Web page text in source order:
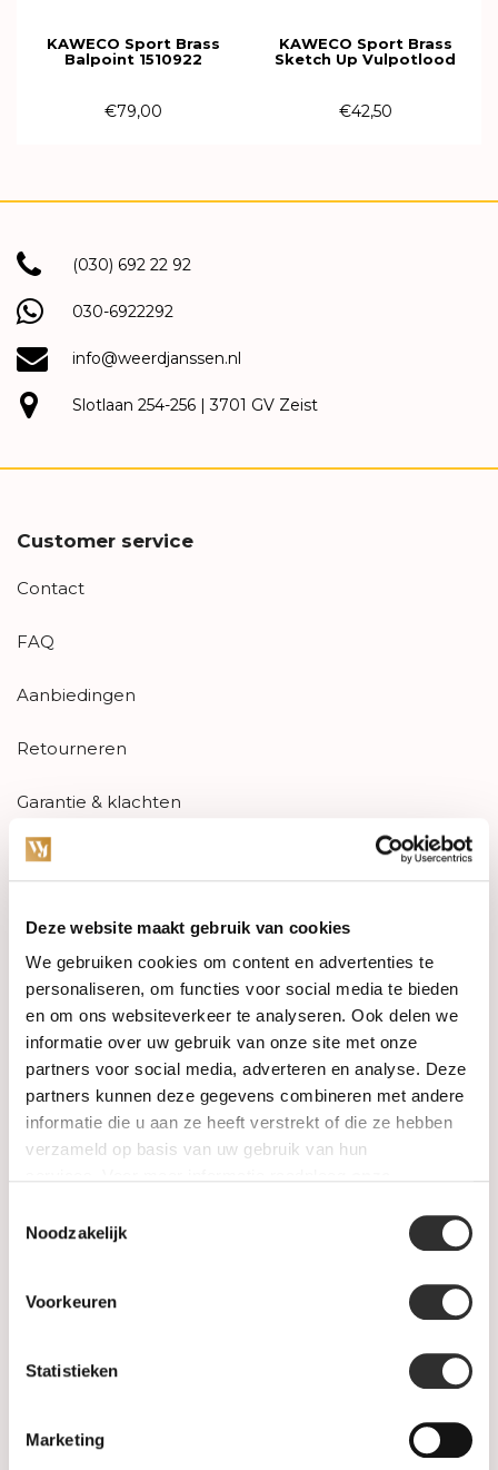
Deze website maakt gebruik van cookies
We gebruiken cookies om content en advertenties te
personaliseren, om functies voor social media te bieden
en om ons websiteverkeer te analyseren. Ook delen we
informatie over uw gebruik van onze site met onze
partners voor social media, adverteren en analyse. Deze
partners kunnen deze gegevens combineren met andere
informatie die u aan ze heeft verstrekt of die ze hebben
verzameld op basis van uw gebruik van hun
Noodzakelijk
Voorkeuren
Statistieken
Marketing
KAWECO Sport Brass
Balpoint 1510922
€79,00
KAWECO Sport Brass
Sketch Up Vulpotlood
€42,50
(030) 692 22 92
030-6922292
info@weerdjanssen.nl
Slotlaan 254-256 | 3701 GV Zeist
Customer service
Contact
FAQ
Aanbiedingen
Retourneren
Garantie & klachten
Betaalmethodes
Categories
Watches
Jewellery
Wedding rings
Luxury Accessories
Maatwerk